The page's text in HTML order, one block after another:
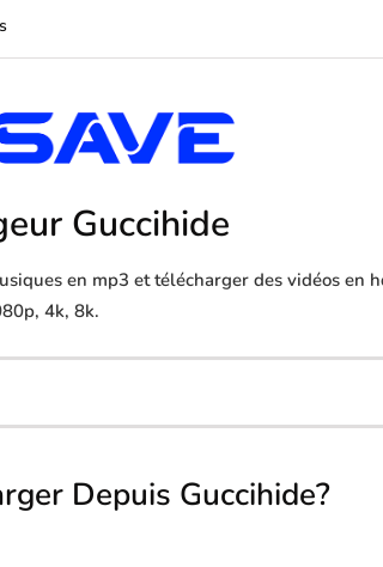
Guccihide
en mp3 et télécharger des vidéos en
4k, 8k.
Depuis Guccihide?